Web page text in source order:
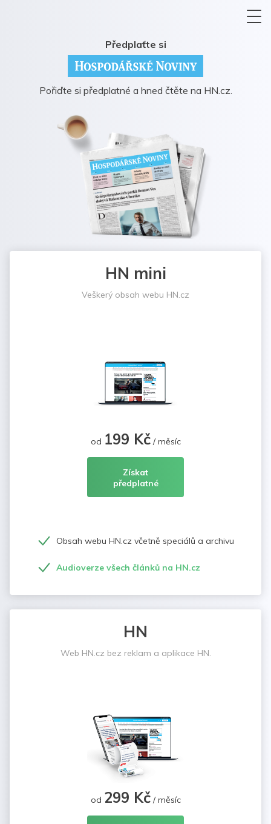
Předplaťte si
Pořiďte si předplatné a hned čtěte na HN.cz.
HN mini
Veškerý obsah webu HN.cz
od 199 Kč/ měsíc
Získat
předplatné
Obsah webu HN.cz včetně speciálů a archivu
Audioverze všech článků na HN.cz
HN
Web HN.cz bez reklam a aplikace HN.
od 299 Kč/ měsíc